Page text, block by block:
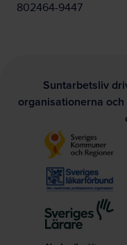
802464-9447
Suntarbetsliv
organisationerna